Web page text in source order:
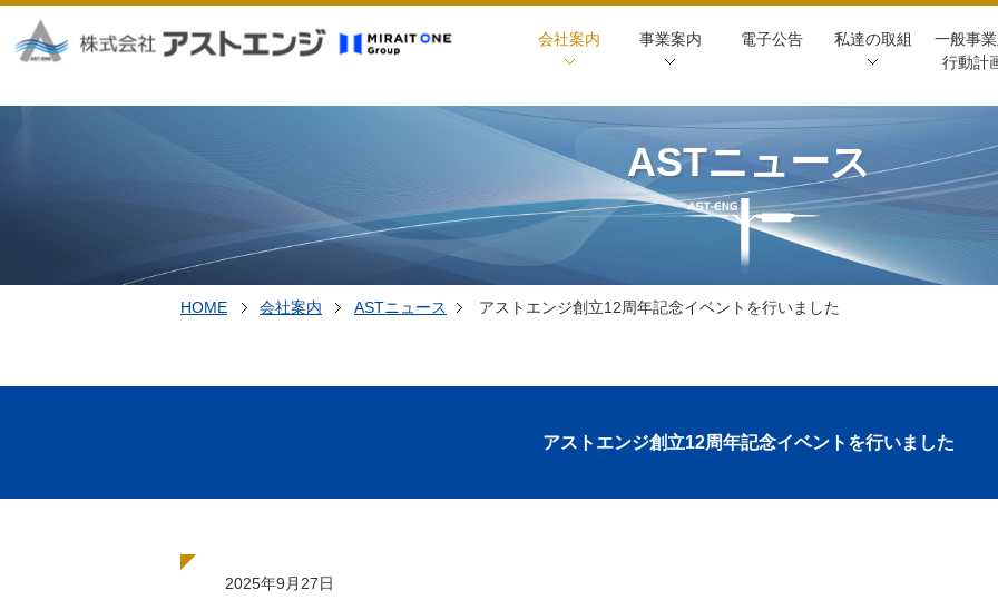
会社案内 事業案内 電子公告 私達の取組
一般事
行動計
ASTニュース
HOME 会社案内 ASTニュース アストエンジ創立12周年記念イベントを行いました
アストエンジ創立12周年記念イベントを行いました
2025年9月27日